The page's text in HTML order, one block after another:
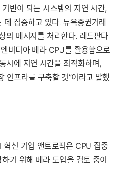
반이 되는 시스템의 지연 시간,
집중하고 있다. 뉴욕증권거래
의 메시지를 처리한다. 레드판다
비디아 베라 CPU를 활용함으로
시에 지연 시간을 최적화하며,
인프라를 구축할 것”이라고 말했
신 기업 앤트로픽은 CPU 집중
기 위해 베라 도입을 검토 중이